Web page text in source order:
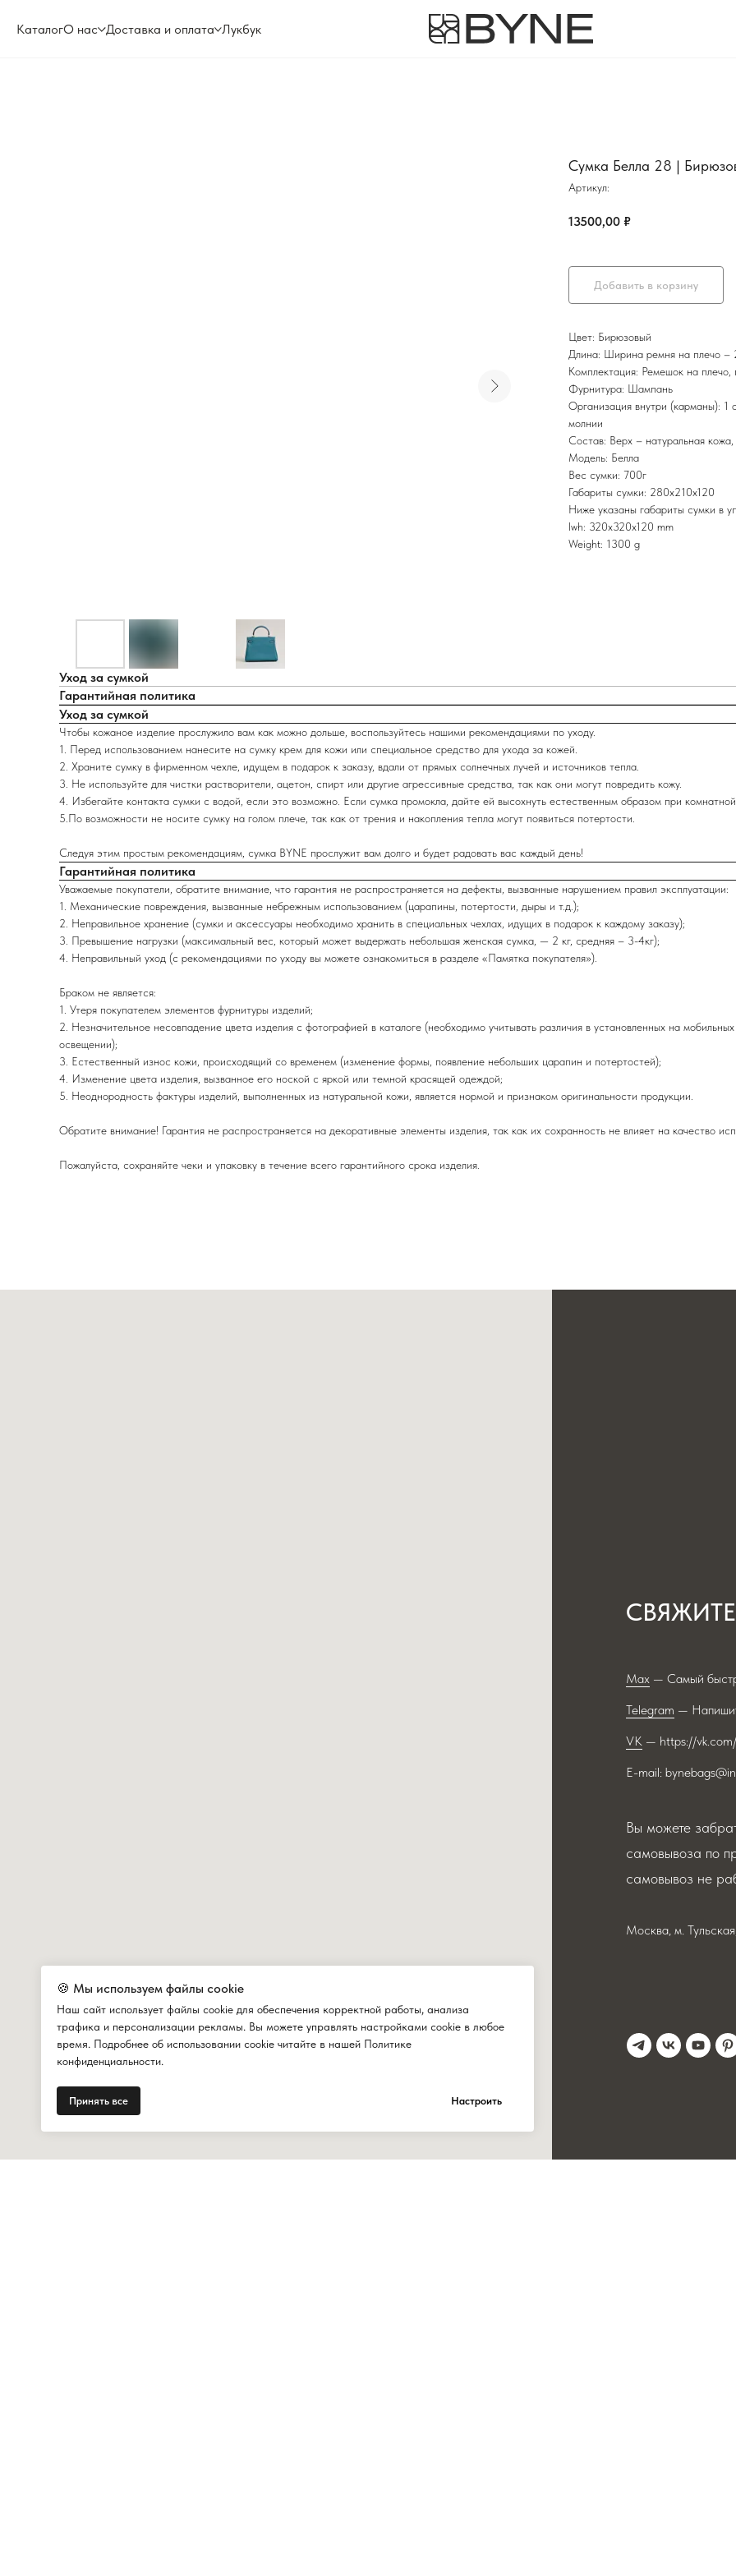
КаталогО нас Доставка и оплата Лукбук
🍪 Мы используем файлы cookie
Наш сайт использует файлы cookie для обеспечения корректной работы, анализа
трафика и персонализации рекламы. Вы можете управлять настройками cookie в любое
время. Подробнее об использовании cookie читайте в нашей Политике
конфиденциальности.
Принять все Настроить
Сумка Белла 28 |
Артикул:
13500,00 ₽
Добавить в корзину
Цвет: Бирюзовый
Длина: Ширина ремня на плечо –
Комплектация: Ремешок на
Фурнитура: Шампань
Организация внутри (карманы): 1
молнии
Состав: Верх – натуральная
Модель: Белла
Вес сумки: 700г
Габариты сумки: 280х210х120
Ниже указаны габариты сумки в
lwh: 320x320x120 mm
Weight: 1300 g
Уход за сумкой
Гарантийная политика
Уход за сумкой
Чтобы кожаное изделие прослужило вам как можно дольше, воспользуйтесь нашими рекомендациями по уходу.
1. Перед использованием нанесите на сумку крем для кожи или специальное средство для ухода за кожей.
2. Храните сумку в фирменном чехле, идущем в подарок к заказу, вдали от прямых солнечных лучей и источников тепла.
3. Не используйте для чистки растворители, ацетон, спирт или другие агрессивные средства, так как они могут повредить кожу.
4. Избегайте контакта сумки с водой, если это возможно. Если сумка промокла, дайте ей высохнуть естественным образом при
5.По возможности не носите сумку на голом плече, так как от трения и накопления тепла могут появиться потертости.
Следуя этим простым рекомендациям, сумка BYNE прослужит вам долго и будет радовать вас каждый день!
Гарантийная политика
Уважаемые покупатели, обратите внимание, что гарантия не распространяется на дефекты, вызванные нарушением правил эксплуатации:
1. Механические повреждения, вызванные небрежным использованием (царапины, потертости, дыры и т.д.);
2. Неправильное хранение (сумки и аксессуары необходимо хранить в специальных чехлах, идущих в подарок к каждому заказу);
3. Превышение нагрузки (максимальный вес, который может выдержать небольшая женская сумка, — 2 кг, средняя – 3-4кг);
4. Неправильный уход (с рекомендациями по уходу вы можете ознакомиться в разделе «Памятка покупателя»).
Браком не является:
1. Утеря покупателем элементов фурнитуры изделий;
2. Незначительное несовпадение цвета изделия с фотографией в каталоге (необходимо учитывать различия в установленных на
освещении);
3. Естественный износ кожи, происходящий со временем (изменение формы, появление небольших царапин и потертостей);
4. Изменение цвета изделия, вызванное его ноской с яркой или темной красящей одеждой;
5. Неоднородность фактуры изделий, выполненных из натуральной кожи, является нормой и признаком оригинальности продукции.
Обратите внимание! Гарантия не распространяется на декоративные элементы изделия, так как их сохранность не влияет на качество
Пожалуйста, сохраняйте чеки и упаковку в течение всего гарантийного срока изделия.
Max — Самый
Telegram —
VK — https://
E-mail:
Вы можете
самовывоза по
самовывоз не
Москва, м.